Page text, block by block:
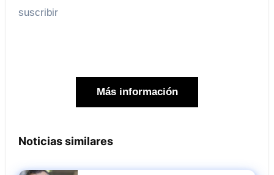
suscribir
Más información
Noticias similares